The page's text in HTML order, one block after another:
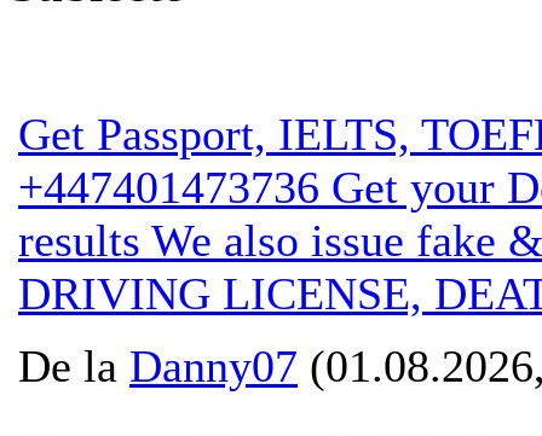
Get Passport, IELTS,
+447401473736 Get your
results We also issue fake
DRIVING LICENSE,
De la Danny07